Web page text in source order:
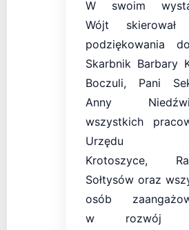
W swoim
Wójt skierował
podziękowania
Skarbnik Barbary
Boczuli, Pani
Anny
wszystkich
Urzędu
Krotoszyce,
Sołtysów oraz
osób
w rozwój